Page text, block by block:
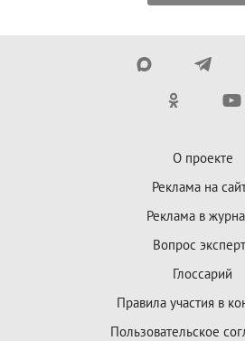
О проекте
Реклама на
Реклама в
Вопрос
Глоссарий
Правила участия в
Пользовательское